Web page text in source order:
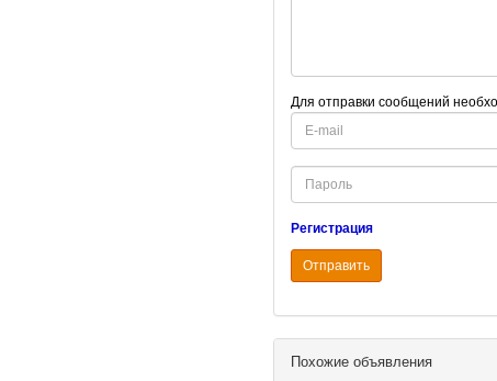
Для отправки сообщений
E-
mail
Password
Регистрация
Отправить
Похожие объявления